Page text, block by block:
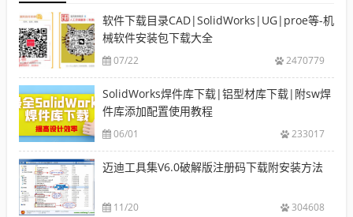
软件下载目录CAD|SolidWorks|UG|proe等-机
械软件安装包下载大全
07/22 2470779
SolidWorks焊件库下载|铝型材库下载|附sw焊
件库添加配置使用教程
06/01 233017
迈迪工具集V6.0破解版注册码下载附安装方法
11/20 304608